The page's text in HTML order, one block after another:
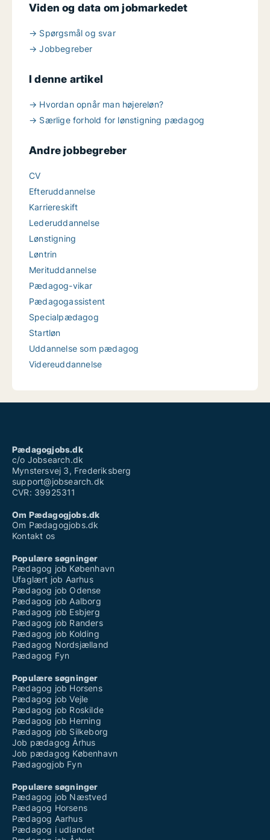
Viden og data om jobmarkedet
→ Spørgsmål og svar
→ Jobbegreber
I denne artikel
→ Hvordan opnår man højereløn?
→ Særlige forhold for lønstigning pædagog
Andre jobbegreber
CV
Efteruddannelse
Karriereskift
Lederuddannelse
Lønstigning
Løntrin
Merituddannelse
Pædagog-vikar
Pædagogassistent
Specialpædagog
Startløn
Uddannelse som pædagog
Videreuddannelse
Pædagogjobs.dk
c/o Jobsearch.dk
Mynstersvej 3, Frederiksberg
support@jobsearch.dk
CVR: 39925311
Om Pædagogjobs.dk
Om Pædagogjobs.dk
Kontakt os
Populære søgninger
Pædagog job København
Ufaglært job Aarhus
Pædagog job Odense
Pædagog job Aalborg
Pædagog job Esbjerg
Pædagog job Randers
Pædagog job Kolding
Pædagog Nordsjælland
Pædagog Fyn
Populære søgninger
Pædagog job Horsens
Pædagog job Vejle
Pædagog job Roskilde
Pædagog job Herning
Pædagog job Silkeborg
Job pædagog Århus
Job pædagog København
Pædagogjob Fyn
Populære søgninger
Pædagog job Næstved
Pædagog Horsens
Pædagog Aarhus
Pædagog i udlandet